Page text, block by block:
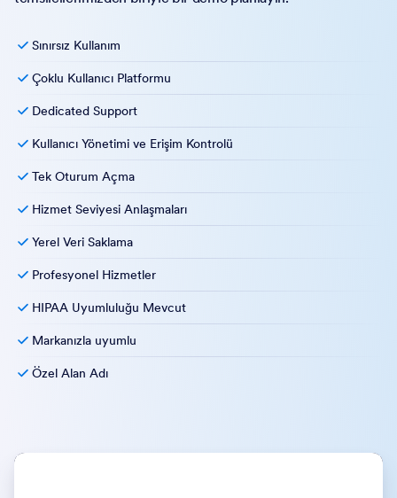
kurumunuza nasıl destek olabileceğini keşfetmek için
Sınırsız Kullanım
Çoklu Kullanıcı Platformu
Dedicated Support
Kullanıcı Yönetimi ve Erişim Kontrolü
Tek Oturum Açma
Hizmet Seviyesi Anlaşmaları
Yerel Veri Saklama
Profesyonel Hizmetler
HIPAA Uyumluluğu Mevcut
Markanızla uyumlu